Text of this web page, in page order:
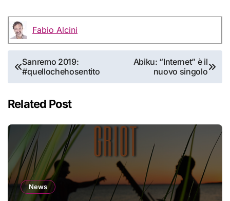
Fabio Alcini
Navigazione
articoli
Sanremo 2019:
#quellochehosentito
Abiku: “Internet” è il
nuovo singolo
Related Post
News